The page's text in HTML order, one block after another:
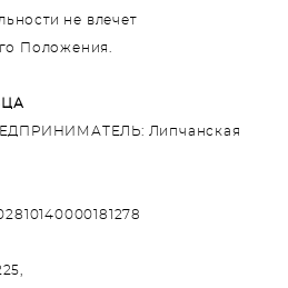
не влечет
Положения.
Липчанская